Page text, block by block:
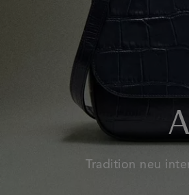
Tradition neu